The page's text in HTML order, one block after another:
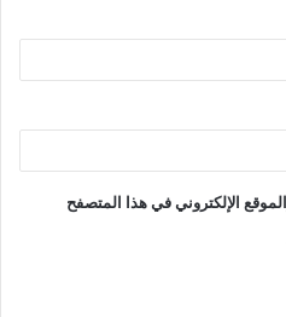
الإلكتروني في هذا المتصفح